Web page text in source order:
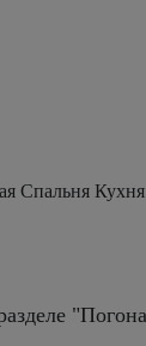
Спальня